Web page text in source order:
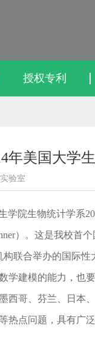
授权专利
年美国大学
验室
院生物统计学系
）。这是我校首
联合举办的国际性
学建模的能力，也
西哥、芬兰、日本
点问题，具有广